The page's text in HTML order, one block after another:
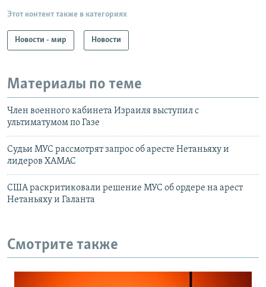
Этот контент также в категориях
Новости - мир Новости
Материалы по теме
Член военного кабинета Израиля выступил с
ультиматумом по Газе
Судьи МУС рассмотрят запрос об аресте Нетаньяху и
лидеров ХАМАС
США раскритиковали решение МУС об ордере на арест
Нетаньяху и Галанта
Смотрите также